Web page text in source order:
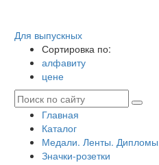
Для выпускных
Сортировка по:
алфавиту
цене
Главная
Каталог
Медали. Ленты. Дипломы.
Значки-розетки